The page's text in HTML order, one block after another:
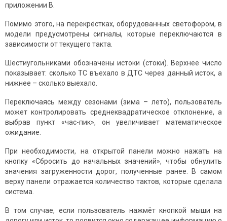
приложении В.
Помимо этого, на перекрёстках, оборудованных светофором, в
модели предусмотрены сигналы, которые переключаются в
зависимости от текущего такта.
Шестиугольниками обозначены истоки (стоки). Верхнее число
показывает: сколько ТС въехало в ДТС через данный исток, а
нижнее – сколько выехало.
Переключаясь между сезонами (зима – лето), пользователь
может контролировать среднеквадратическое отклонение, а
выбрав пункт «час-пик», он увеличивает математическое
ожидание.
При необходимости, на открытой панели можно нажать на
кнопку «Сбросить до начальных значений», чтобы обнулить
значения загруженности дорог, полученные ранее. В самом
верху панели отражается количество тактов, которые сделала
система.
В том случае, если пользователь нажмёт кнопкой мыши на